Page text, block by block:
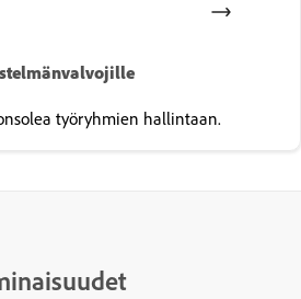
työryhmien hallintaan.